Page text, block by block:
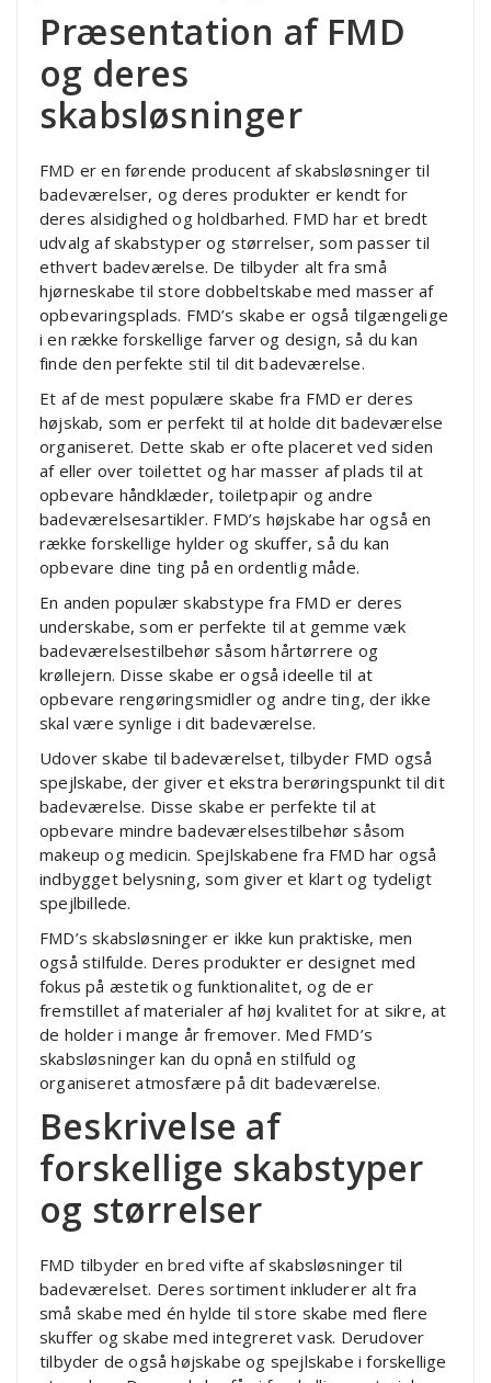
Præsentation af FMD
og deres
skabsløsninger
FMD er en førende producent af skabsløsninger til
badeværelser, og deres produkter er kendt for
deres alsidighed og holdbarhed. FMD har et bredt
udvalg af skabstyper og størrelser, som passer til
ethvert badeværelse. De tilbyder alt fra små
hjørneskabe til store dobbeltskabe med masser af
opbevaringsplads. FMD’s skabe er også tilgængelige
i en række forskellige farver og design, så du kan
finde den perfekte stil til dit badeværelse.
Et af de mest populære skabe fra FMD er deres
højskab, som er perfekt til at holde dit badeværelse
organiseret. Dette skab er ofte placeret ved siden
af eller over toilettet og har masser af plads til at
opbevare håndklæder, toiletpapir og andre
badeværelsesartikler. FMD’s højskabe har også en
række forskellige hylder og skuffer, så du kan
opbevare dine ting på en ordentlig måde.
En anden populær skabstype fra FMD er deres
underskabe, som er perfekte til at gemme væk
badeværelsestilbehør såsom hårtørrere og
krøllejern. Disse skabe er også ideelle til at
opbevare rengøringsmidler og andre ting, der ikke
skal være synlige i dit badeværelse.
Udover skabe til badeværelset, tilbyder FMD også
spejlskabe, der giver et ekstra berøringspunkt til dit
badeværelse. Disse skabe er perfekte til at
opbevare mindre badeværelsestilbehør såsom
makeup og medicin. Spejlskabene fra FMD har også
indbygget belysning, som giver et klart og tydeligt
spejlbillede.
FMD’s skabsløsninger er ikke kun praktiske, men
også stilfulde. Deres produkter er designet med
fokus på æstetik og funktionalitet, og de er
fremstillet af materialer af høj kvalitet for at sikre, at
de holder i mange år fremover. Med FMD’s
skabsløsninger kan du opnå en stilfuld og
organiseret atmosfære på dit badeværelse.
Beskrivelse af
forskellige skabstyper
og størrelser
FMD tilbyder en bred vifte af skabsløsninger til
badeværelset. Deres sortiment inkluderer alt fra
små skabe med én hylde til store skabe med flere
skuffer og skabe med integreret vask. Derudover
tilbyder de også højskabe og spejlskabe i forskellige